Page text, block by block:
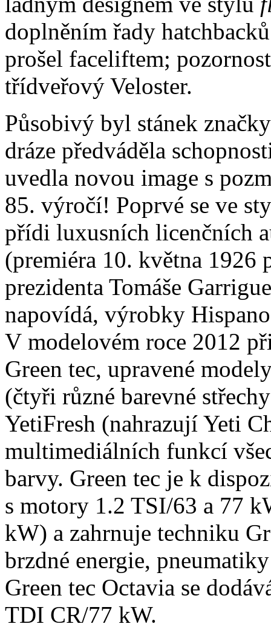
doplněním řady
prošel faceliftem;
třídveřový Veloster.
Působivý byl stánek
dráze předváděla
uvedla novou image s
85. výročí! Poprvé se ve
přídi luxusních licenčních
(premiéra 10. května 1926
prezidenta Tomáše
napovídá, výrobky
V modelovém roce 2012
Green tec, upravené
(čtyři různé barevné
YetiFresh (nahrazují Yeti
multimediálních funkcí
barvy. Green tec je k
s motory 1.2 TSI/63 a 77
kW) a zahrnuje techniku
brzdné energie,
Green tec Octavia se
TDI CR/77 kW.